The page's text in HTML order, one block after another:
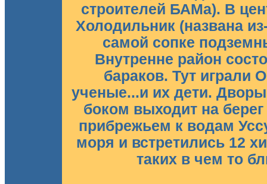
строителей БАМа). В
Холодильник (названа
самой сопке
Внутренне район
бараков. Тут играли
ученые...и их дети.
боком выходит на
прибрежьем к водам
моря и встретились 12
таких в чем то